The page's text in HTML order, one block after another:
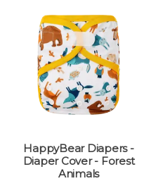
HappyBear Diapers -
Diaper Cover - Forest
Animals